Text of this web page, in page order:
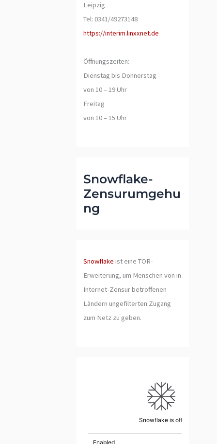
Leipzig
Tel: 0341/49273148
https://interim.linxxnet.de
Öffnungszeiten:
Dienstag bis Donnerstag
von 10 – 19 Uhr
Freitag
von 10 – 15 Uhr
Snowflake-
Zensurumgehu
ng
Snowflake ist eine TOR-
Erweiterung, um Menschen von in
Internet-Zensur betroffenen
Ländern ungefilterten Zugang
zum Netz zu geben.